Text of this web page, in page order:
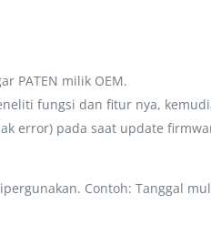
PATEN milik OEM.
fungsi dan fitur nya,
error) pada saat update
Contoh: Tanggal